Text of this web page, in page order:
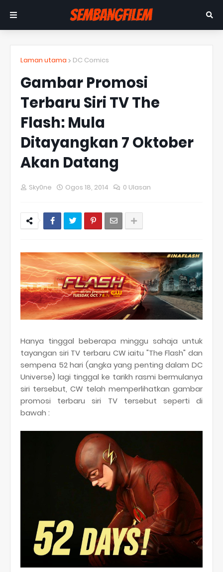
Laman utama DC Comics
Gambar Promosi
Terbaru Siri TV The
Flash: Mula
Ditayangkan 7 Oktober
Akan Datang
Sky0ne Ogos 18, 2014 0 Ulasan
Hanya tinggal beberapa minggu sahaja untuk
tayangan siri TV terbaru CW iaitu "The Flash" dan
sempena 52 hari (angka yang penting dalam DC
Universe) lagi tinggal ke tarikh rasmi bermulanya
siri tersebut, CW telah memperlihatkan gambar
promosi terbaru siri TV tersebut seperti di
bawah :